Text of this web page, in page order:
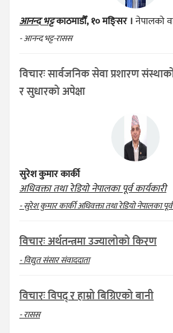
आनन्द भट्टकाठमाडौँ, १० मङ्सिर ।नेपालको
- आनन्द भट्ट-रासस
विचारः सार्वजनिक सेवा प्रशारण
र सुधारको अपेक्षा
सुरेश कुमार कार्की
अधिवक्ता तथा रेडियो नेपालका पूर्व कार्यकारी
- सुरेश कुमार कार्की अधिवक्ता तथा रेडियो नेपालका
विचारः अर्थतन्त्रमा उज्यालोको किरण
- विद्युत संसार संवाददाता
विचारः विपद् र हाम्रो बिग्रिएको बानी
- रासस